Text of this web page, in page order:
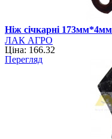
Ніж січкарні
ЛАК АГРО
Ціна: 166.32
Перегляд